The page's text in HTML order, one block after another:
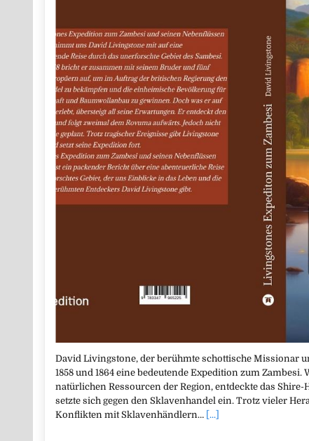
David Livingstone, der berühmte schottische Missionar
1858 und 1864 eine bedeutende Expedition zum
natürlichen Ressourcen der Region, entdeckte das Shire-
setzte sich gegen den Sklavenhandel ein. Trotz vieler
Konflikten mit Sklavenhändlern… [...]